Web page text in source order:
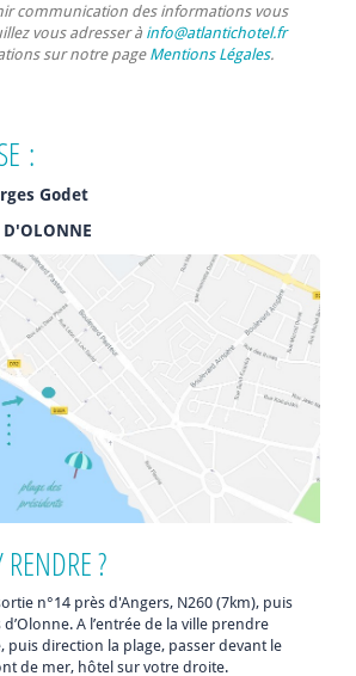
communication des informations vous
vous adresser à info@atlantichotel.fr
sur notre pageMentions Légales.
:
Godet
D'OLONNE
?
n°14 près d'Angers, N260 (7km), puis
A l’entrée de la ville prendre
puis direction la plage, passer devant le
de mer, hôtel sur votre droite.